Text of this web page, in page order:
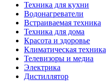
Техника для кухни
Водонагреватели
Встраиваемая техника
Техника для дома
Красота и здоровье
Климатическая техника
Телевизоры и медиа
Электрика
Дистиллятор